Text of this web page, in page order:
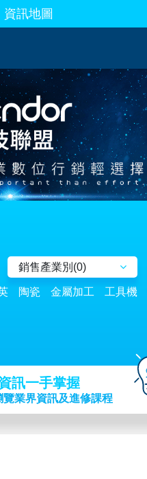
資訊地圖
銷售產業別(0)
陶瓷 金屬加工 工具機
訊一手掌握
覽業界資訊及進修課程